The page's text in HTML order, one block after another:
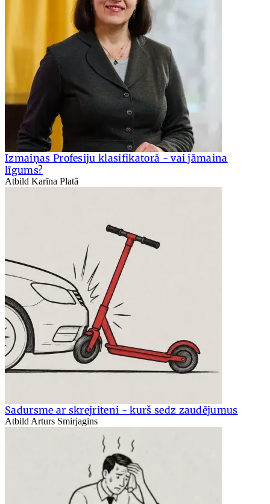
Izmaiņas Profesiju klasifikatorā - vai jāmaina
līgums?
Atbild Karīna Platā
Sadursme ar skrejriteni - kurš sedz zaudējumus
Atbild Arturs Smirjagins